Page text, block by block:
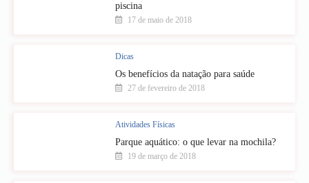
piscina
17 de maio de 2018
Dicas
Os benefícios da natação para saúde
27 de fevereiro de 2018
Atividades Físicas
Parque aquático: o que levar na mochila?
19 de março de 2018